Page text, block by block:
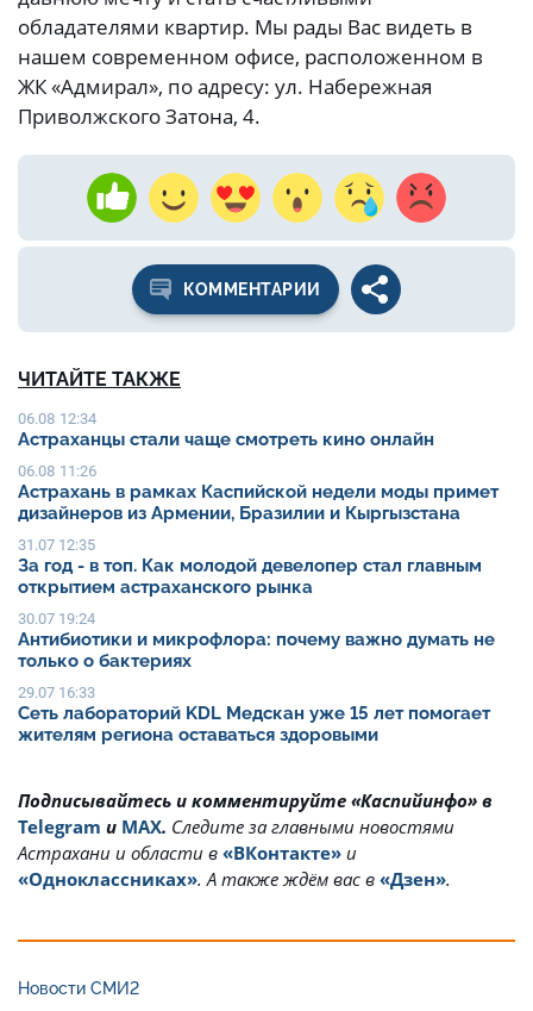
обладателями квартир. Мы рады Вас видеть в
нашем современном офисе, расположенном в
ЖК «Адмирал», по адресу: ул. Набережная
Приволжского Затона, 4.
КОММЕНТАРИИ
ЧИТАЙТЕ ТАКЖЕ
06.08 12:34
Астраханцы стали чаще смотреть кино онлайн
06.08 11:26
Астрахань в рамках Каспийской недели моды примет
дизайнеров из Армении, Бразилии и Кыргызстана
31.07 12:35
За год - в топ. Как молодой девелопер стал главным
открытием астраханского рынка
30.07 19:24
Антибиотики и микрофлора: почему важно думать не
только о бактериях
29.07 16:33
Сеть лабораторий KDL Медскан уже 15 лет помогает
жителям региона оставаться здоровыми
Подписывайтесь и комментируйте «Каспийинфо» в
Telegram и MAX. Cледите за главными новостями
Астрахани и области в «ВКонтакте» и
«Одноклассниках». А также ждём вас в «Дзен».
Новости СМИ2